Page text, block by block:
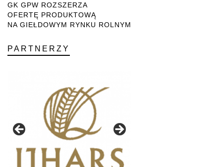
GK GPW ROZSZERZA
OFERTĘ PRODUKTOWĄ
NA GIEŁDOWYM RYNKU ROLNYM
PARTNERZY